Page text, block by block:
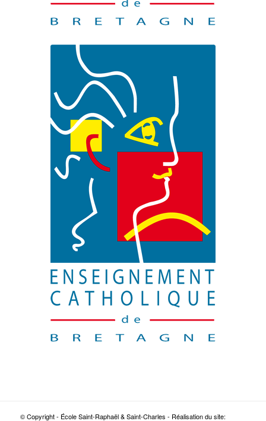
© Copyright - École Saint-Raphaël & Saint-Charles - Réalisation du site: